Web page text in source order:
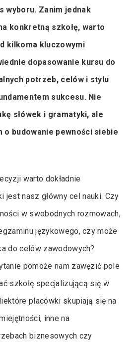
wyboru. Zanim jednak
konkretną szkołę, warto
kilkoma kluczowymi
dopasowanie kursu do
potrzeb, celów i stylu
sukcesu. Nie
słówek i gramatyki, ale
o budowanie pewności siebie
warto dokładnie
jest nasz główny cel nauki. Czy
w swobodnych rozmowach,
językowego, czy może
do celów zawodowych?
pomoże nam zawęzić pole
szkołę specjalizującą się w
placówki skupiają się na
inne na
biznesowych czy